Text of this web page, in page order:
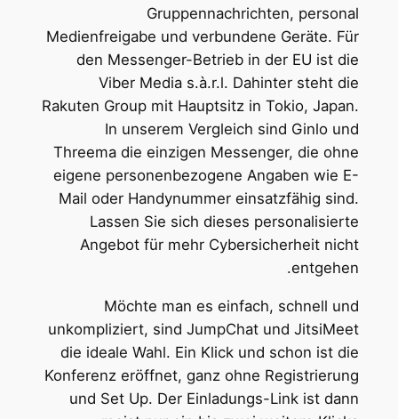
Gruppennachrichten, personal
Medienfreigabe und verbundene Geräte. Für
den Messenger-Betrieb in der EU ist die
Viber Media s.à.r.l. Dahinter steht die
Rakuten Group mit Hauptsitz in Tokio, Japan.
In unserem Vergleich sind Ginlo und
Threema die einzigen Messenger, die ohne
eigene personenbezogene Angaben wie E-
Mail oder Handynummer einsatzfähig sind.
Lassen Sie sich dieses personalisierte
Angebot für mehr Cybersicherheit nicht
entgehen.
Möchte man es einfach, schnell und
unkompliziert, sind JumpChat und JitsiMeet
die ideale Wahl. Ein Klick und schon ist die
Konferenz eröffnet, ganz ohne Registrierung
und Set Up. Der Einladungs-Link ist dann